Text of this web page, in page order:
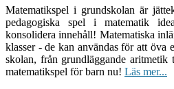
Matematikspel i grundskolan är
pedagogiska spel i matematik
konsolidera innehåll! Matematiska
klasser - de kan användas för att öva
skolan, från grundläggande
matematikspel för barn nu! Läs mer...